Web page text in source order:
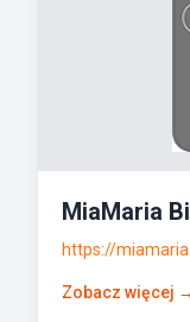
MiaMaria
https://
Zobacz więcej →